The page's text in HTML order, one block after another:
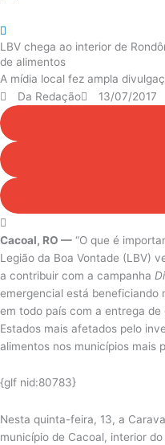
LBV chega ao interior de
de alimentos
A mídia local fez ampla
Da Redação
13/07/2017
Cacoal, RO — “O que é
Legião da Boa Vontade (LBV)
a contribuir com a campanha
emergencial está beneficiando
em todo país com a entrega
Estados mais afetados pelo
alimentos nos municípios mais
{glf nid:80783}
Nesta quinta-feira, 13, a
município de Cacoal, interior